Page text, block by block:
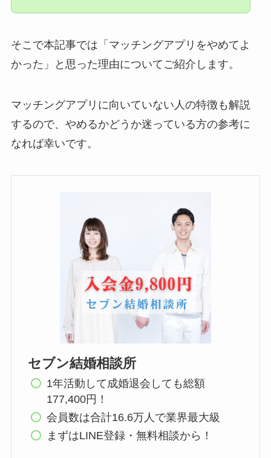
そこで本記事では「マッチングアプリをやめてよ
かった」と思った理由についてご紹介します。
マッチングアプリに向いていない人の特徴も解説
するので、やめるかどうか迷っている方の参考に
なれば幸いです。
セブン結婚相談所
1年活動して成婚退会しても総額
177,400円！
会員数は合計16.6万人で業界最大級
まずはLINE登録・無料相談から！